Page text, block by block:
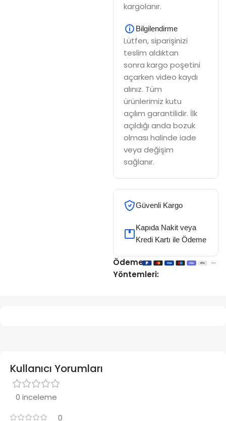
kargolanır.
Bilgilendirme
Lütfen, siparişinizi
teslim aldıktan
sonra kargo poşetini
açarken video kaydı
alınız. Tüm
ürünlerimiz kutu
açılım garantilidir. İlk
açıldığı anda bozuk
olması halinde iade
veya değişim
sağlanır.
Güvenli Kargo
Kapıda Nakit veya
Kredi Kartı ile Ödeme
Ödeme
Yöntemleri:
Kullanıcı Yorumları
0 inceleme
0